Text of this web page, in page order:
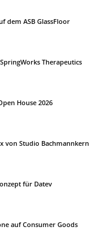
dem ASB GlassFloor
Therapeutics
House 2026
von Studio Bachmannkern
für Datev
auf Consumer Goods